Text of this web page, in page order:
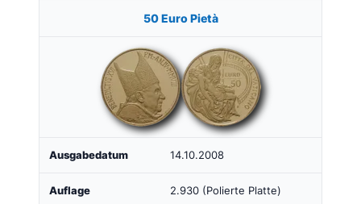
50 Euro Pietà
14.10.2008
2.930 (Polierte Platte)